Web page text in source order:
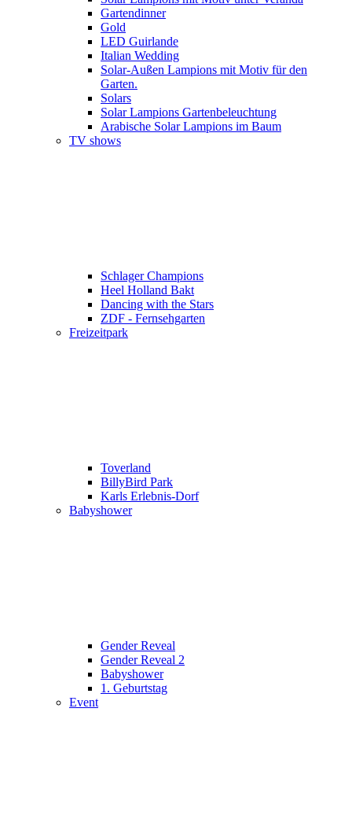
Gartendinner
Gold
LED Guirlande
Italian Wedding
Solar-Außen Lampions mit Motiv für den
Garten.
Solars
Solar Lampions Gartenbeleuchtung
Arabische Solar Lampions im Baum
TV shows
Schlager Champions
Heel Holland Bakt
Dancing with the Stars
ZDF - Fernsehgarten
Freizeitpark
Toverland
BillyBird Park
Karls Erlebnis-Dorf
Babyshower
Gender Reveal
Gender Reveal 2
Babyshower
1. Geburtstag
Event